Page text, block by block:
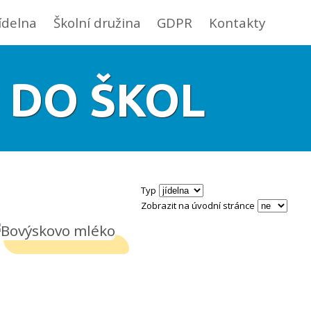
Školní družina GDPR Kontakty
ŠKOL
Typ
Zobrazit na úvodní stránce